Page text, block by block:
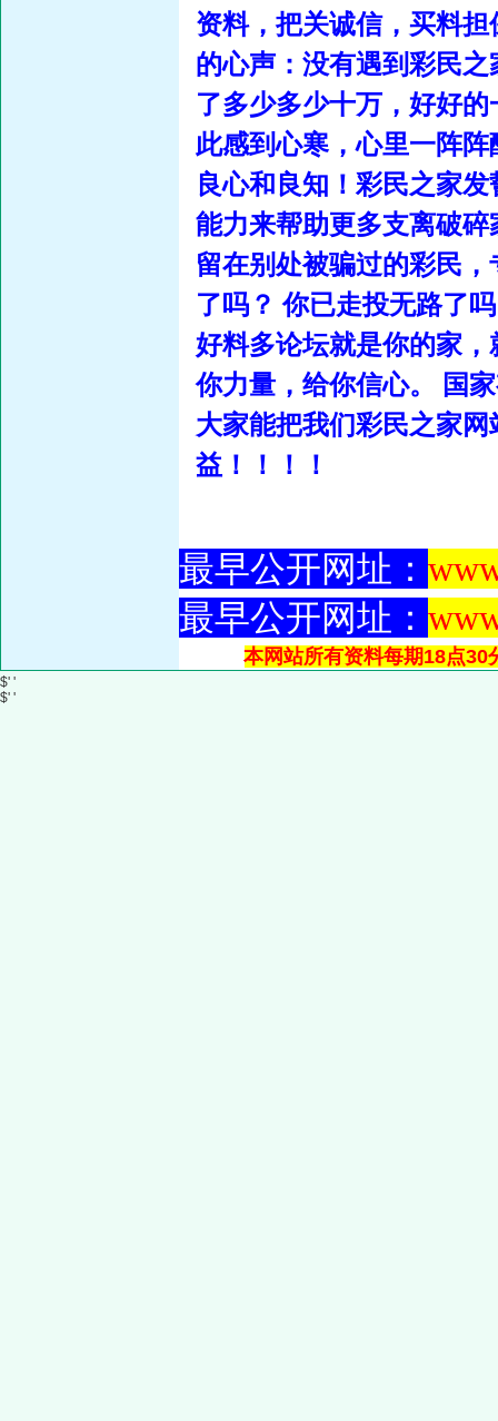
资料，把关诚信，买料
的心声：没有遇到彩民
了多少多少十万，好好
此感到心寒，心里一阵
良心和良知！彩民之家
能力来帮助更多支离破
留在别处被骗过的彩民
了吗？ 你已走投无路了
好料多论坛就是你的家
你力量，给你信心。 国
大家能把我们彩民之家
益！！！！
最早公开网址：
最早公开网址：
本网站所有资料每期18点
$' '
$' '